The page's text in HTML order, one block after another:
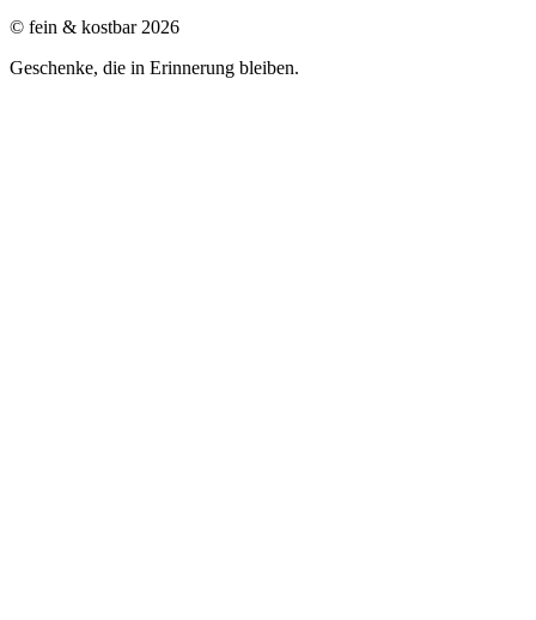
© fein & kostbar 2026
Geschenke, die in Erinnerung bleiben.